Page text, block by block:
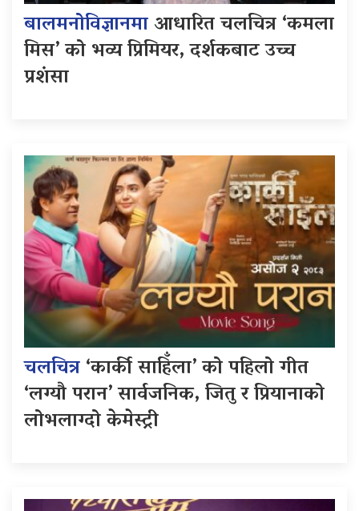
बालमनोविज्ञानमाआधारित चलचित्र ‘कमला
मिस’ को भव्य प्रिमियर, दर्शकबाट उच्च
प्रशंसा
चलचित्र‘कार्की साहिँला’ को पहिलो गीत
‘लग्यौ परान’ सार्वजनिक, जितु र प्रियानाको
लोभलाग्दो केमेस्ट्री